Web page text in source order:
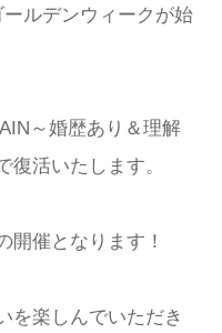
ルデンウィークが始
～婚歴あり＆理解
活いたします。
開催となります！
を楽しんでいただき